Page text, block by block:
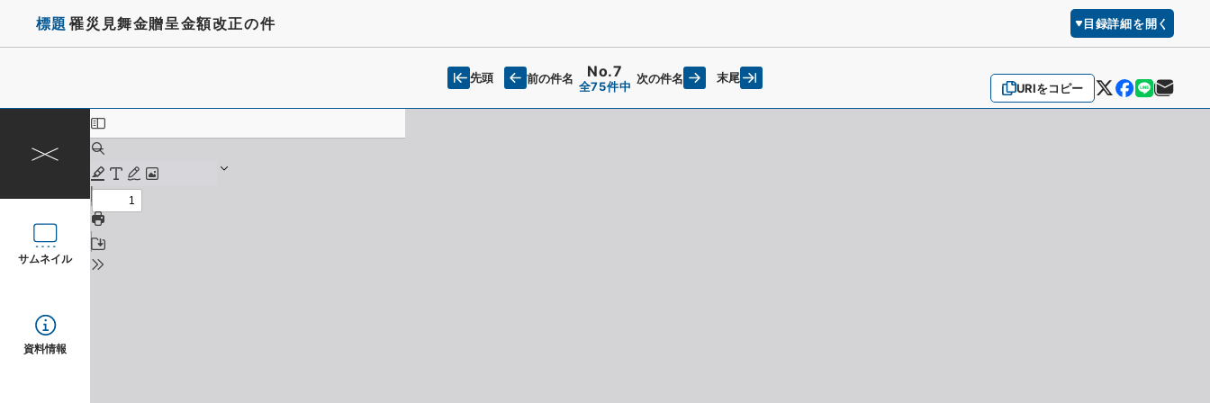
標題 罹災見舞金贈呈金額改正の件 目録詳細を開く
URIをコピー
先頭 前の件名 No.7
全75件中
次の件名 末尾
サムネイル
資料情報